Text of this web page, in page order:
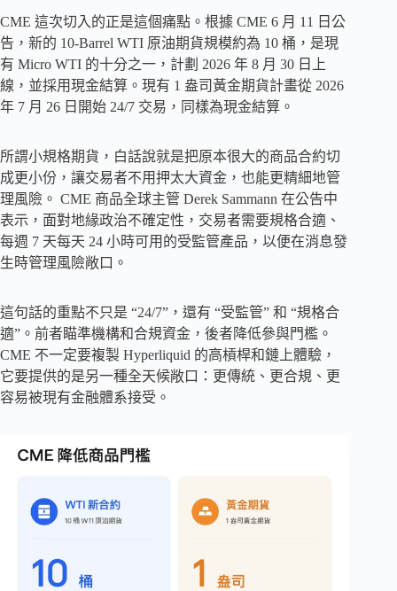
CME 這次切入的正是這個痛點。根據 CME 6 月 11 日公
告，新的 10-Barrel WTI 原油期貨規模約為 10 桶，是現
有 Micro WTI 的十分之一，計劃 2026 年 8 月 30 日上
線，並採用現金結算。現有 1 盎司黃金期貨計畫從 2026
年 7 月 26 日開始 24/7 交易，同樣為現金結算。
所謂小規格期貨，白話說就是把原本很大的商品合約切
成更小份，讓交易者不用押太大資金，也能更精細地管
理風險。 CME 商品全球主管 Derek Sammann 在公告中
表示，面對地緣政治不確定性，交易者需要規格合適、
每週 7 天每天 24 小時可用的受監管產品，以便在消息發
生時管理風險敞口。
這句話的重點不只是 “24/7”，還有 “受監管” 和 “規格合
適”。前者瞄準機構和合規資金，後者降低參與門檻。
CME 不一定要複製 Hyperliquid 的高槓桿和鏈上體驗，
它要提供的是另一種全天候敞口：更傳統、更合規、更
容易被現有金融體系接受。